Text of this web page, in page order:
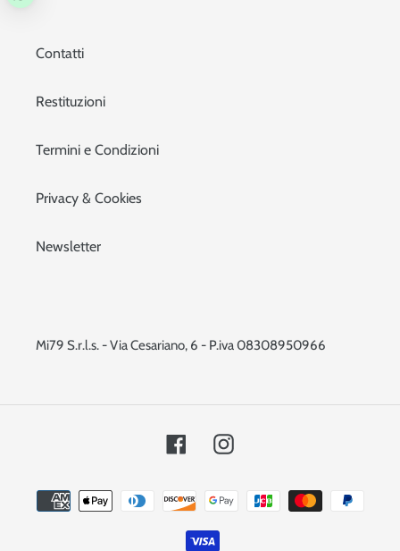
Contatti
Restituzioni
Termini e Condizioni
Privacy & Cookies
Newsletter
Mi79 S.r.l.s. - Via Cesariano, 6 - P.iva 08308950966
FacebookInstagram
Metodi
di
pagamento